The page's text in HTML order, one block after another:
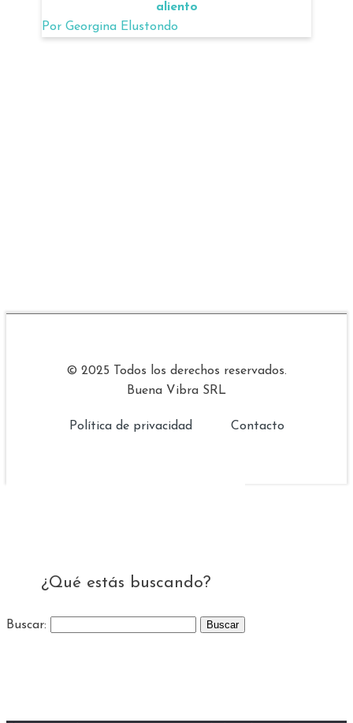
aliento
Por Georgina Elustondo
© 2025 Todos los derechos reservados.
Buena Vibra SRL
Política de privacidad Contacto
¿Qué estás buscando?
Buscar: